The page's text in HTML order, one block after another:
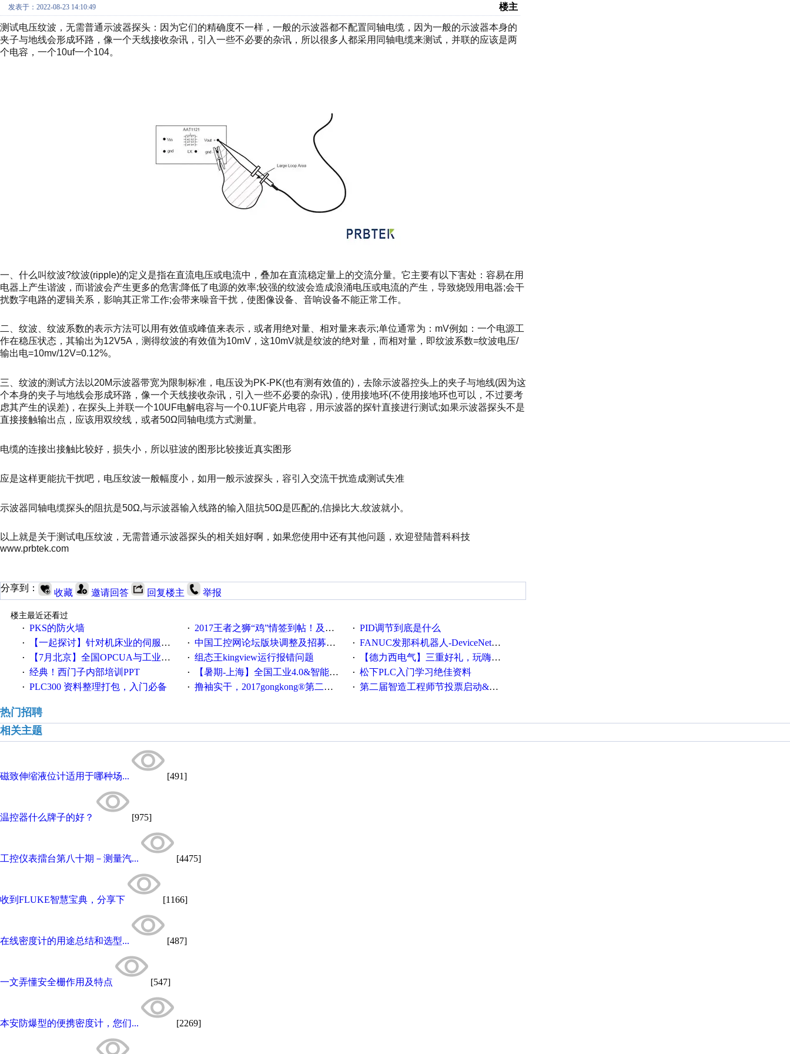
发表于：2022-08-23 14:10:49 楼主
测试电压纹波，无需普通示波器探头：因为它们的精确度不一样，一般的示波器都不配置同轴电缆，因为一般的示波器本身的
夹子与地线会形成环路，像一个天线接收杂讯，引入一些不必要的杂讯，所以很多人都采用同轴电缆来测试，并联的应该是两
个电容，一个10uf一个104。
一、什么叫纹波?纹波(ripple)的定义是指在直流电压或电流中，叠加在直流稳定量上的交流分量。它主要有以下害处：容易在用
电器上产生谐波，而谐波会产生更多的危害;降低了电源的效率;较强的纹波会造成浪涌电压或电流的产生，导致烧毁用电器;会干
扰数字电路的逻辑关系，影响其正常工作;会带来噪音干扰，使图像设备、音响设备不能正常工作。
二、纹波、纹波系数的表示方法可以用有效值或峰值来表示，或者用绝对量、相对量来表示;单位通常为：mV例如：一个电源工
作在稳压状态，其输出为12V5A，测得纹波的有效值为10mV，这10mV就是纹波的绝对量，而相对量，即纹波系数=纹波电压/
输出电=10mv/12V=0.12%。
三、纹波的测试方法以20M示波器带宽为限制标准，电压设为PK-PK(也有测有效值的)，去除示波器控头上的夹子与地线(因为这
个本身的夹子与地线会形成环路，像一个天线接收杂讯，引入一些不必要的杂讯)，使用接地环(不使用接地环也可以，不过要考
虑其产生的误差)，在探头上并联一个10UF电解电容与一个0.1UF瓷片电容，用示波器的探针直接进行测试;如果示波器探头不是
直接接触输出点，应该用双绞线，或者50Ω同轴电缆方式测量。
电缆的连接出接触比较好，损失小，所以驻波的图形比较接近真实图形
应是这样更能抗干扰吧，电压纹波一般幅度小，如用一般示波探头，容引入交流干扰造成测试失准
示波器同轴电缆探头的阻抗是50Ω,与示波器输入线路的输入阻抗50Ω是匹配的,信操比大,纹波就小。
以上就是关于测试电压纹波，无需普通示波器探头的相关姐好啊，如果您使用中还有其他问题，欢迎登陆普科科技
www.prbtek.com
分享到： 收藏 邀请回答 回复楼主 举报
楼主最近还看过
· PKS的防火墙 · 2017王者之狮“鸡”情签到帖！及时更新在线研讨会预告 · PID调节到底是什么
· 【一起探讨】针对机床业的伺服系统发展，您的期望是什么？ · 中国工控网论坛版块调整及招募版主公告 · FANUC发那科机器人-DeviceNet通信使用手册(中文)
· 【7月北京】全国OPCUA与工业互联技术培训班通知！ · 组态王kingview运行报错问题 · 【德力西电气】三重好礼，玩嗨夏日！
· 经典！西门子内部培训PPT · 【暑期-上海】全国工业4.0&智能制造高级培训班通知！ · 松下PLC入门学习绝佳资料
· PLC300 资料整理打包，入门必备 · 撸袖实干，2017gongkong®第二届智造工程师节正式起航！ · 第二届智造工程师节投票启动&周周有礼！
热门招聘
相关主题
磁致伸缩液位计适用于哪种场... [491]
温控器什么牌子的好？ [975]
工控仪表擂台第八十期－测量汽... [4475]
收到FLUKE智慧宝典，分享下 [1166]
​在线密度计的用途总结和选型... [487]
一文弄懂安全栅作用及特点 [547]
本安防爆型的便携密度计，您们... [2269]